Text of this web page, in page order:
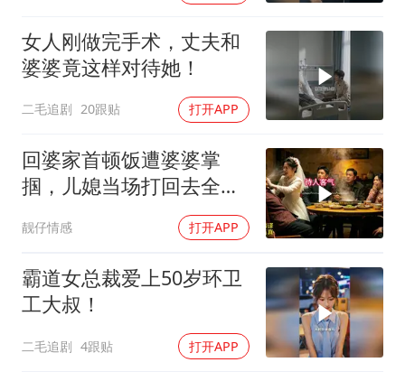
女人刚做完手术，丈夫和
婆婆竟这样对待她！
二毛追剧 20跟贴 打开APP
回婆家首顿饭遭婆婆掌
掴，儿媳当场打回去全家
靓仔情感 打开APP
霸道女总裁爱上50岁环卫
工大叔！
二毛追剧 4跟贴 打开APP